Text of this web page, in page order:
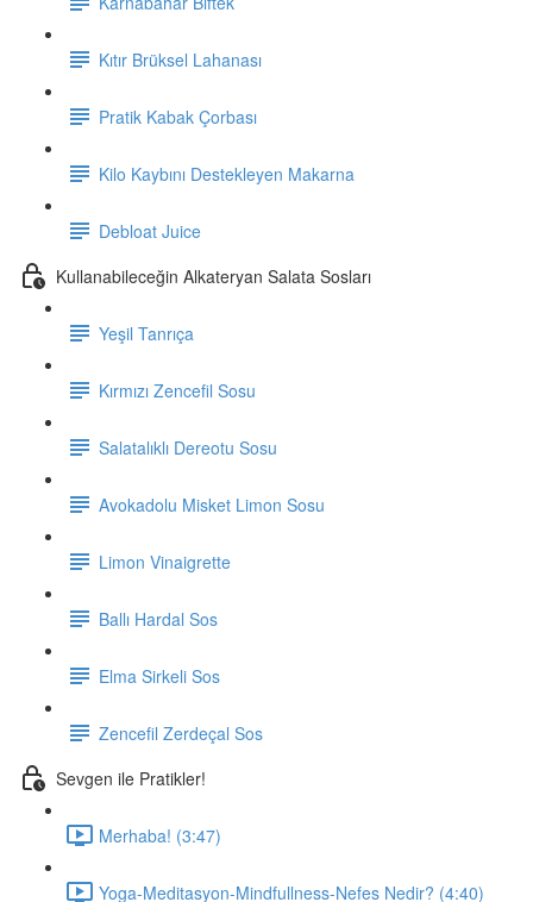
Kıtır Brüksel Lahanası
Pratik Kabak Çorbası
Kilo Kaybını Destekleyen Makarna
Debloat Juice
Kullanabileceğin Alkateryan Salata Sosları
Yeşil Tanrıça
Kırmızı Zencefil Sosu
Salatalıklı Dereotu Sosu
Avokadolu Misket Limon Sosu
Limon Vinaigrette
Ballı Hardal Sos
Elma Sirkeli Sos
Zencefil Zerdeçal Sos
Sevgen ile Pratikler!
Merhaba! (3:47)
Yoga-Meditasyon-Mindfullness-Nefes Nedir? (4:40)